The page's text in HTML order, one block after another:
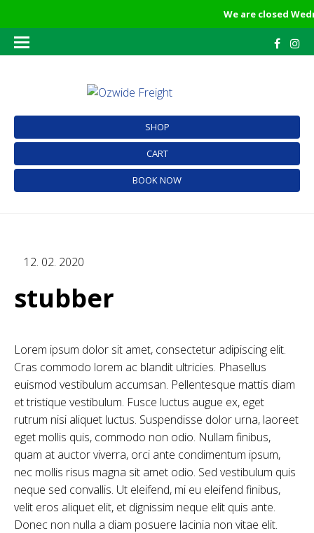
We are closed
SHOP
CART
BOOK NOW
12. 02. 2020
stubber
Lorem ipsum dolor sit amet, consectetur adipiscing elit.
Cras commodo lorem ac blandit ultricies. Phasellus
euismod vestibulum accumsan. Pellentesque mattis diam
et tristique vestibulum. Fusce luctus augue ex, eget
rutrum nisi aliquet luctus. Suspendisse dolor urna, laoreet
eget mollis quis, commodo non odio. Nullam finibus,
quam at auctor viverra, orci ante condimentum ipsum,
nec mollis risus magna sit amet odio. Sed vestibulum quis
neque sed convallis. Ut eleifend, mi eu eleifend finibus,
velit eros aliquet elit, et dignissim neque elit quis ante.
Donec non nulla a diam posuere lacinia non vitae elit.